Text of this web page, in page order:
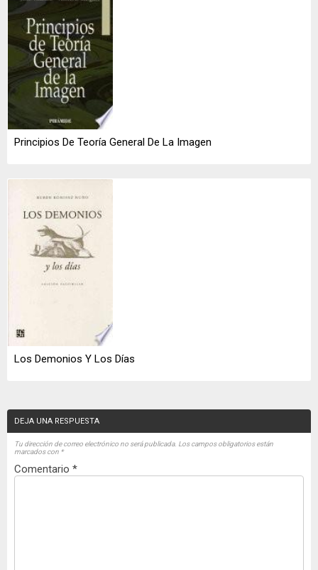
Principios De Teoría General De La Imagen
Los Demonios Y Los Días
DEJA UNA RESPUESTA
Tu dirección de correo electrónico no será publicada. Los campos obligatorios están
marcados con *
Comentario *